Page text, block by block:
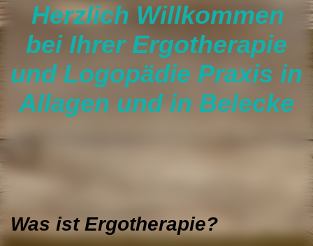
Herzlich Willkommen
bei Ihrer Ergotherapie
und Logopädie Praxis in
Allagen und in Belecke
Was ist Ergotherapie?